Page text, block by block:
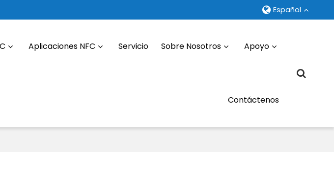
Español
Aplicaciones NFC Servicio Sobre Nosotros Apoyo
Contáctenos